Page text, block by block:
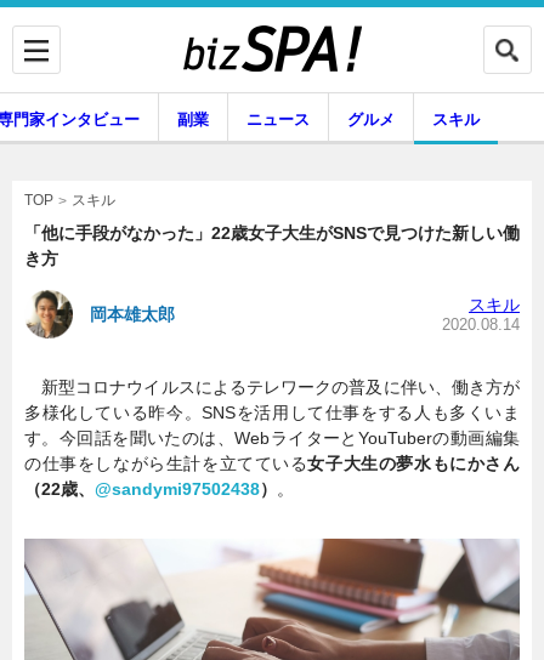
専門家インタビュー
副業 ニュース
グルメ
エンタメ
門家インタビュー 副業 ニュース グルメ スキル
TOP スキル
「他に手段がなかった」22歳女子大生がSNSで見つけた新しい働
き方
岡本雄太郎 スキル
2020.08.14
新型コロナウイルスによるテレワークの普及に伴い、働き方が
多様化している昨今。SNSを活用して仕事をする人も多くいま
す。今回話を聞いたのは、WebライターとYouTuberの動画編集
の仕事をしながら生計を立てている女子大生の夢水もにかさん
（22歳、 @sandymi97502438） 。